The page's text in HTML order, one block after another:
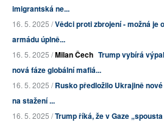
imigrantská ne...
16. 5. 2025 /Vědci proti zbrojení - možná je
armádu úplně...
16. 5. 2025 /Milan Čech Trump vybírá
nová fáze globální mafiá...
16. 5. 2025 /Rusko předložilo Ukrajině
na stažení ...
16. 5. 2025 /Trump říká, že v Gaze